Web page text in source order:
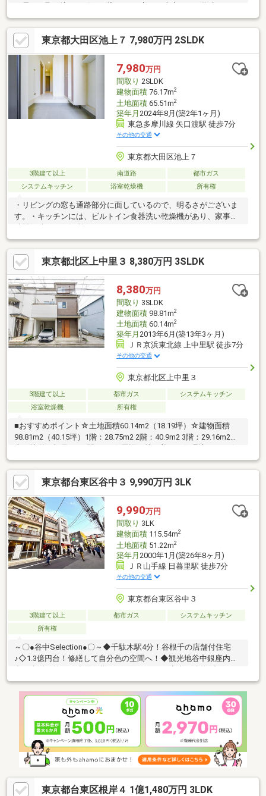
東京都大田区池上７ 7,980万円 2SLDK
7,980万円
間取り 2SLDK
建物面積76.17m2
土地面積65.51m2
築年月 2024年8月(築2年1ヶ月)
東急多摩川線 矢口渡駅 徒歩7分
その他の交通
東京都大田区池上７
3階建て以上 南道路
都市ガス
システムキッチン
浴室乾燥機 所有権
・リビングの窓も通路部分に面しているので、明るさがございま
す。・キッチンには、ビルトイン食器洗い乾燥機があり、家事の
でお掃除もしやすいです。・浴室は、1616サイズのTOTO製シン
ラHLシリーズRタイプ。床は、お掃除ラクラクほっカラリ床を採
用。浴室乾燥機付き。・広々した洗面所には、くもり止め付き三
面鏡付き洗面化粧台設置。・設計・建設性能評価書、耐震等級3取
得（2024年8月新築時取得、現在の性能を証明するものではござ
いません。）・土地面積は、路地上部分約22.54平米を含みます。
東京都北区上中里３ 8,380万円 3SLDK
8,380万円
間取り 3SLDK
建物面積98.81m2
土地面積60.14m2
築年月 2013年6月(築13年3ヶ月)
ＪＲ京浜東北線 上中里駅 徒歩7分
その他の交通
東京都北区上中里３
3階建て以上 都市ガス
システムキッチン
浴室乾燥機
所有権
■おすすめポイント☆土地面積60.14m2（18.19坪）☆建物面積
98.81m2（40.15坪）1階：28.75m2 2階：40.9m2 3階：29.16m2☆
室内一部リフォーム予定・壁紙新規交換 ・浴室クッションフロ
ア新規交換・カーテンレール交換 ・給湯器交換 ・建具一部交
換・ハウスクリーニング etc…■周辺環境・ファミリーマート 上
中里三丁目店 徒歩2分・まいばすけっと都電梶原駅南 徒歩2分
東京都台東区谷中３ 9,990万円 3LK
9,990万円
間取り 3LK
建物面積115.54m2
土地面積51.22m2
築年月 2000年1月(築26年8ヶ月)
ＪＲ山手線 日暮里駅 徒歩7分
その他の交通
東京都台東区谷中３
3階建て以上 都市ガス
システムキッチン
所有権
～〇●谷中Selection●〇～◆千駄木駅4分！谷根千の店舗付住宅
♪◇1.3億円台！修繕して自分色の空間へ！◆観光地谷中銀座内の
テーションも随時受付中♪♪物件詳細はアドキャスト上野支店
【0120-917-091】まで
♪◇◆◇◆◇◆◇◆◇◆◇◆◇◆◇◆◇◆◇◆◇◆◇◆◇◆【ラ
イフプラン】本物件においての住宅ローンシミュレーションはも
ちろん、本物件購入後１０～２０年後のライフサイクルの変化を
見据えた長期的なライフプランシミュレーションを実施します♪
東京都台東区根岸４ 1億1,480万円 3LDK